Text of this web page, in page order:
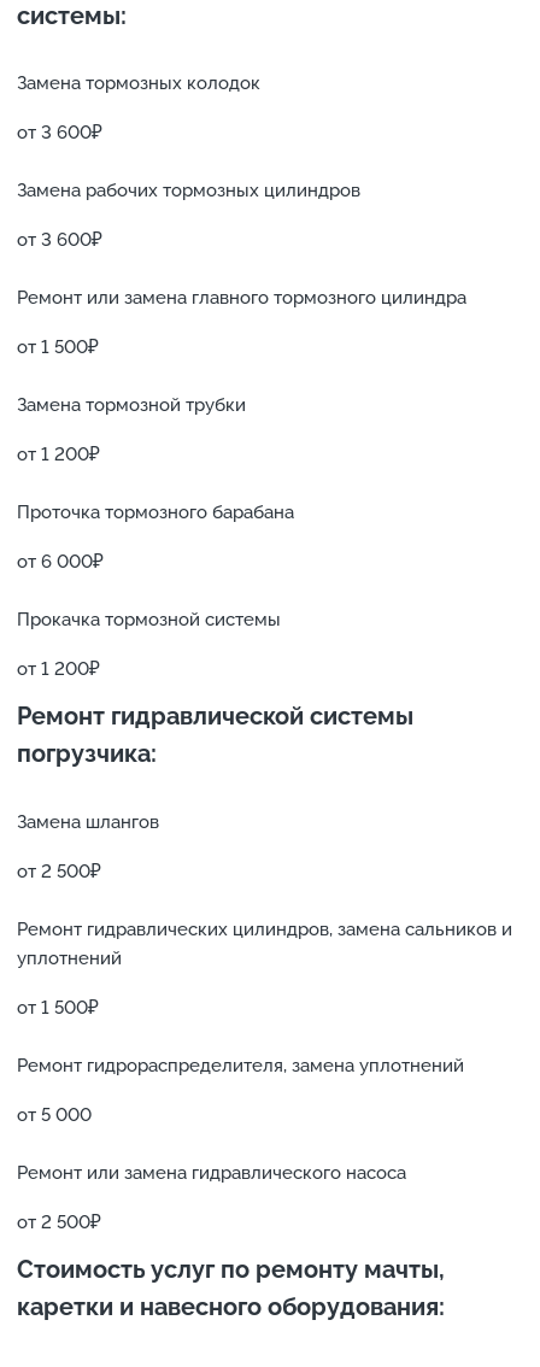
системы:
Замена тормозных колодок
от 3 600₽
Замена рабочих тормозных цилиндров
от 3 600₽
Ремонт или замена главного тормозного цилиндра
от 1 500₽
Замена тормозной трубки
от 1 200₽
Проточка тормозного барабана
от 6 000₽
Прокачка тормозной системы
от 1 200₽
Ремонт гидравлической системы
погрузчика:
Замена шлангов
от 2 500₽
Ремонт гидравлических цилиндров, замена сальников и
уплотнений
от 1 500₽
Ремонт гидрораспределителя, замена уплотнений
от 5 000
Ремонт или замена гидравлического насоса
от 2 500₽
Стоимость услуг по ремонту мачты,
каретки и навесного оборудования: